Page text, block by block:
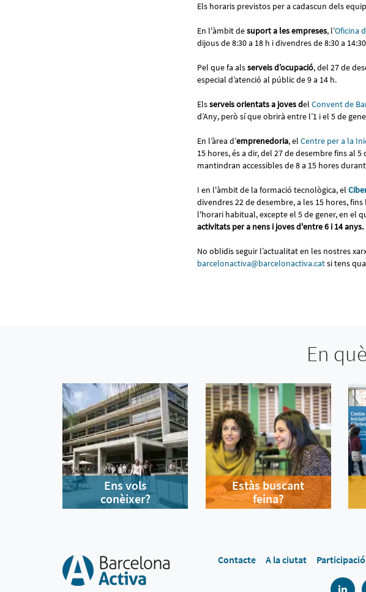
Els horaris previstos per a cadascun dels
En l'àmbit desuport a les empreses, l’Oficina
dijous de 8:30 a 18 h i divendres de 8:30 a
Pel que fa alsserveis d’ocupació, del 27 de
especial d’atenció al públic de 9 a 14 h.
Elsserveis orientats a joves del Convent de
d’Any, però sí que obrirà entre l’1 i el 5 de
En l’àrea d’emprenedoria, el Centre per a la
15 hores, és a dir, del 27 de desembre fins al
mantindran accessibles de 8 a 15 hores
I en l'àmbit de la formació tecnològica, el
divendres 22 de desembre, a les 15 hores,
l'horari habitual, excepte el 5 de gener, en el
activitats per a nens i joves d'entre 6 i 14 anys.
No oblidis seguir l’actualitat en les nostres
barcelonactiva@barcelonactiva.catsi tens
En
Ens vols
conèixer?
Estàs buscant
feina?
Contacte A la ciutat